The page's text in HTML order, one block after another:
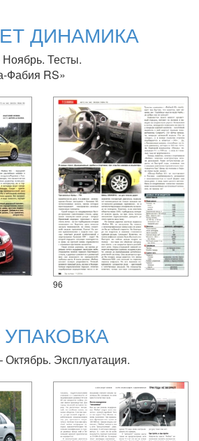
ДИНАМИКА
Тесты.
Фабия RS»
96
Октябрь. Эксплуатация.